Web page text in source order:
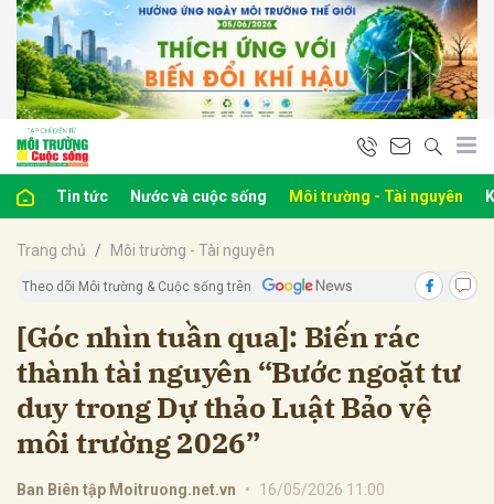
Tin tức Nước và cuộc sống Môi trường - Tài nguyên
Trang chủ Môi trường - Tài nguyên
Theo dõi Môi trường & Cuộc sống trên
[Góc nhìn tuần qua]: Biến rác
thành tài nguyên “Bước ngoặt tư
duy trong Dự thảo Luật Bảo vệ
môi trường 2026”
Ban Biên tập Moitruong.net.vn • 16/05/2026 11:00
luận
Hủy